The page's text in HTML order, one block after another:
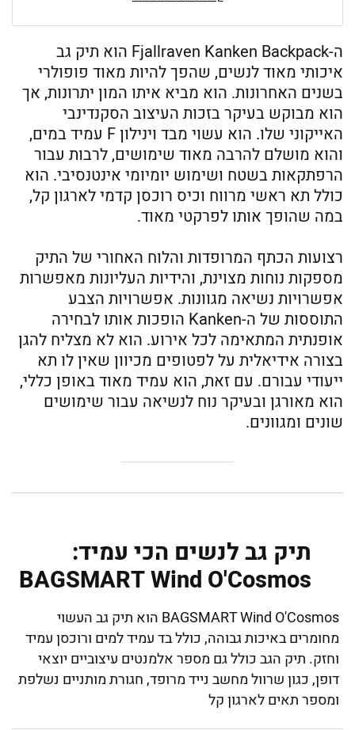
ה-Fjallraven Kanken Backpack הוא תיק גב
איכותי מאוד לנשים, שהפך להיות מאוד פופולרי
בשנים האחרונות. הוא מביא איתו המון יתרונות, אך
הוא מבוקש בעיקר בזכות העיצוב הסקנדינבי
האייקוני שלו. הוא עשוי מבד וינילון F עמיד במים,
והוא מושלם להרבה מאוד שימושים, לרבות עבור
הרפתקאות בשטח ושימוש יומיומי אינטנסיבי. הוא
כולל תא ראשי מרווח וכיס רוכסן קדמי לארגון קל,
במה שהופך אותו לפרקטי מאוד.
רצועות הכתף המרופדות והלוח האחורי של התיק
מספקות נוחות מצוינת, והידיות העליונות מאפשרות
אפשרויות נשיאה מגוונות. אפשרויות הצבע
התוססות של ה-Kanken הופכות אותו לבחירה
אופנתית המתאימה לכל אירוע. הוא לא מצליח להגן
בצורה אידיאלית על לפטופים מכיוון שאין לו תא
ייעודי עבורם. עם זאת, הוא עמיד מאוד באופן כללי,
הוא מאורגן ובעיקר נוח לנשיאה עבור שימושים
שונים ומגוונים.
תיק גב לנשים הכי עמיד:
BAGSMART Wind O'Cosmos
BAGSMART Wind O'Cosmos הוא תיק גב העשוי
מחומרים באיכות גבוהה, כולל בד עמיד למים ורוכסן עמיד
וחזק. תיק הגב כולל גם מספר אלמנטים עיצוביים יוצאי
דופן, כגון שרוול מחשב נייד מרופד, חגורת מותניים נשלפת
ומספר תאים לארגון קל